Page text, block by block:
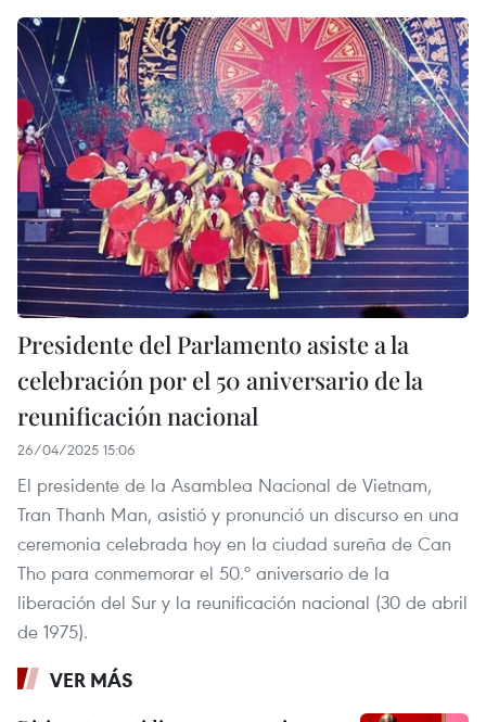
Presidente del Parlamento asiste a la
celebración por el 50 aniversario de la
reunificación nacional
26/04/2025 15:06
El presidente de la Asamblea Nacional de Vietnam,
Tran Thanh Man, asistió y pronunció un discurso en una
ceremonia celebrada hoy en la ciudad sureña de Can
Tho para conmemorar el 50.º aniversario de la
liberación del Sur y la reunificación nacional (30 de abril
de 1975).
VER MÁS